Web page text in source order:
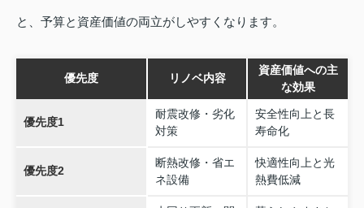
と、予算と資産価値の両立がしやすくなります。
優先度 リノベ内容
資産価値への主
な効果
優先度1
耐震改修・劣化
対策
安全性向上と長
寿命化
優先度2
断熱改修・省エ
ネ設備
快適性向上と光
熱費低減